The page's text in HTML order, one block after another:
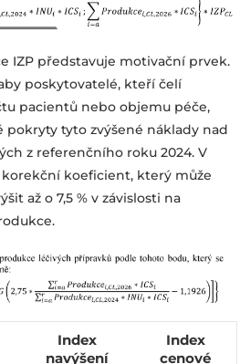
IZP představuje motivační prvek.
poskytovatelé, kteří čelí
pacientů nebo objemu péče,
pokryty tyto zvýšené náklady nad
z referenčního roku 2024. V
koeficient, který může
až o 7,5 % v závislosti na
Index
navýšení
Index
cenové